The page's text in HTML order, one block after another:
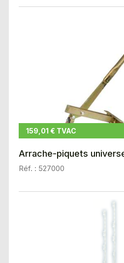
159,01 € TVAC
Arrache-piquets
Réf. : 527000